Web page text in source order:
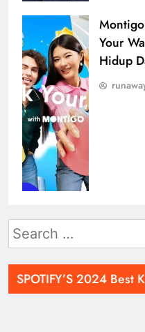
Your
Hidup
Search
for:
SPOTIFY’S 2024 Best